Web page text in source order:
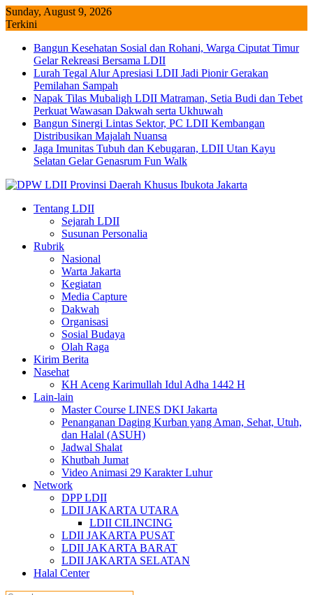
Skip
to
Sunday, August 9, 2026
Terkini
Bangun Kesehatan Sosial dan Rohani, Warga Ciputat Timur
Gelar Rekreasi Bersama LDII
Lurah Tegal Alur Apresiasi LDII Jadi Pionir Gerakan
Pemilahan Sampah
Napak Tilas Mubaligh LDII Matraman, Setia Budi dan Tebet
Perkuat Wawasan Dakwah serta Ukhuwah
Bangun Sinergi Lintas Sektor, PC LDII Kembangan
Distribusikan Majalah Nuansa
Jaga Imunitas Tubuh dan Kebugaran, LDII Utan Kayu
Selatan Gelar Genasrum Fun Walk
Tentang LDII
Sejarah LDII
Susunan Personalia
Rubrik
Nasional
Warta Jakarta
Kegiatan
Media Capture
Dakwah
Organisasi
Sosial Budaya
Olah Raga
Kirim Berita
Nasehat
KH Aceng Karimullah Idul Adha 1442 H
Lain-lain
Master Course LINES DKI Jakarta
Penanganan Daging Kurban yang Aman, Sehat, Utuh,
dan Halal (ASUH)
Jadwal Shalat
Khutbah Jumat
Video Animasi 29 Karakter Luhur
Network
DPP LDII
LDII JAKARTA UTARA
LDII CILINCING
LDII JAKARTA PUSAT
LDII JAKARTA BARAT
LDII JAKARTA SELATAN
Halal Center